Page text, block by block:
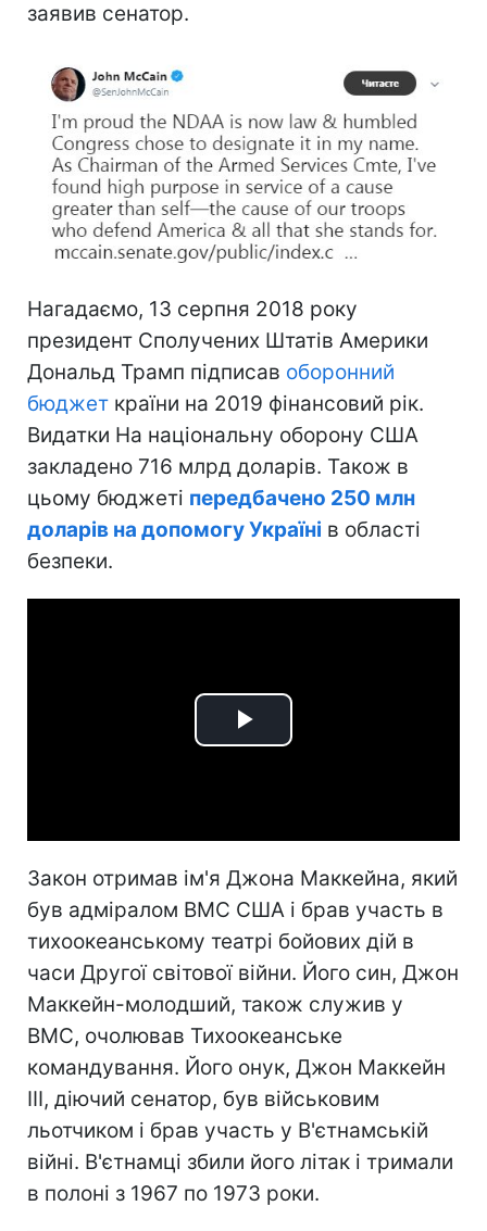
заявив сенатор.
Нагадаємо, 13 серпня 2018 року
президент Сполучених Штатів Америки
Дональд Трамп підписав оборонний
бюджет країни на 2019 фінансовий рік.
Видатки На національну оборону США
закладено 716 млрд доларів. Також в
цьому бюджеті передбачено 250 млн
доларів на допомогу Україні в області
безпеки.
Play
Закон отримав ім'я Джона Маккейна, який
був адміралом ВМС США і брав участь в
тихоокеанському театрі бойових дій в
часи Другої світової війни. Його син, Джон
Маккейн-молодший, також служив у
ВМС, очолював Тихоокеанське
командування. Його онук, Джон Маккейн
III, діючий сенатор, був військовим
льотчиком і брав участь у В'єтнамській
війні. В'єтнамці збили його літак і тримали
в полоні з 1967 по 1973 роки.